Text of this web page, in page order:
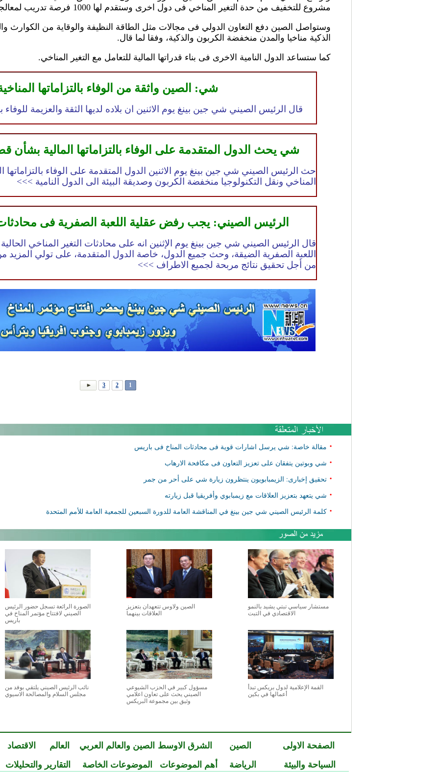
مشروع للتخفيف من حدة التغير المناخي فى دول اخرى وستقدم لها 1000 فرصة تدريب لمعالجة التغير المناخي.
وستواصل الصين دفع التعاون الدولي فى مجالات مثل الطاقة النظيفة والوقاية من الكوارث
الذكية مناخيا والمدن منخفضة الكربون والذكية، وفقا لما قال.
كما ستساعد الدول النامية الاخرى فى بناء قدراتها المالية للتعامل مع التغير المناخي.
شي: الصين واثقة من الوفاء بالتزاماتها
قال الرئيس الصيني شي جين بينغ يوم الاثنين ان بلاده لديها الثقة والعزيمة للوفاء
شي يحث الدول المتقدمة على الوفاء بالتزاماتها المالية بشأن
حث الرئيس الصيني شي جين بينغ يوم الاثنين الدول المتقدمة على الوفاء بالتزاماتها
المناخي ونقل التكنولوجيا منخفضة الكربون وصديقة البيئة الى الدول النامية >>>
الرئيس الصيني: يجب رفض عقلية اللعبة الصفرية فى محادثات
قال الرئيس الصيني شي جين بينغ يوم الإثنين انه على محادثات التغير المناخي
اللعبة الصفرية الضيقة، وحث جميع الدول، خاصة الدول المتقدمة، على تولي
من أجل تحقيق نتائج مربحة لجميع الاطراف >>>
1
2
3
• مقالة خاصة: شي يرسل اشارات قوية فى محادثات المناخ فى باريس
• شي وبوتين يتفقان على تعزيز التعاون فى مكافحة الارهاب
• تحقيق إخبارى: الزيمبابويون ينتظرون زيارة شي على أحر من جمر
• شي يتعهد بتعزيز العلاقات مع زيمبابوي وأفريقيا قبل زيارته
• كلمة الرئيس الصيني شي جين بينغ في المناقشة العامة للدورة السبعين للجمعية العامة للأمم المتحدة
مستشار سياسي تبتي يشيد بالنمو
الاقتصادي في التبت
الصين ولاوس تتعهدان بتعزيز
العلاقات بينهما
الصورة الرائعة تسجل حضور الرئيس
الصيني لافتتاح مؤتمر المناخ في
باريس
القمة الإعلامية لدول بريكس تبدأ
أعمالها في بكين
مسؤول كبير في الحزب الشيوعي
الصيني يحث على تعاون اعلامي
وثيق بين مجموعة البريكس
نائب الرئيس الصيني يلتقي بوفد من
مجلس السلام والمصالحة الاسيوي
الصفحة الاولى الصين الشرق الاوسط الصين والعالم العربي العالم الاقتصاد
السياحة والبيئة
الرياضة أهم الموضوعات الموضوعات الخاصة التقارير والتحليلات